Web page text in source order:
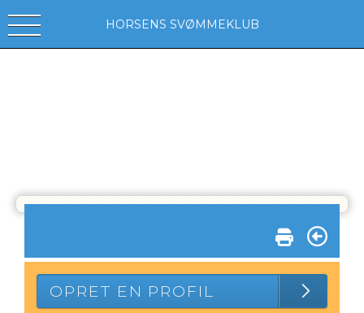
HORSENS SVØMMEKLUB
OPRET EN PROFIL